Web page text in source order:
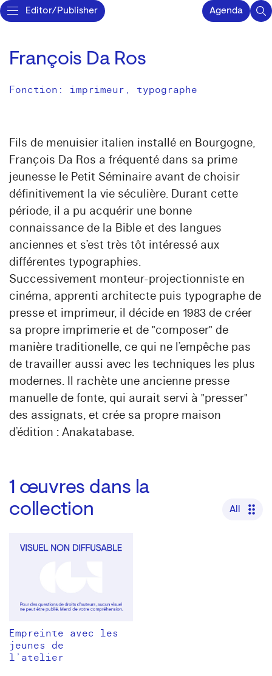
Editor/Publisher Agenda
François Da Ros
Fonction: imprimeur, typographe
Fils de menuisier italien installé en Bourgogne,
François Da Ros a fréquenté dans sa prime
jeunesse le Petit Séminaire avant de choisir
définitivement la vie séculière. Durant cette
période, il a pu acquérir une bonne
connaissance de la Bible et des langues
anciennes et s’est très tôt intéressé aux
différentes typographies.
Successivement monteur-projectionniste en
cinéma, apprenti architecte puis typographe de
presse et imprimeur, il décide en 1983 de créer
sa propre imprimerie et de "composer" de
manière traditionelle, ce qui ne l’empêche pas
de travailler aussi avec les techniques les plus
modernes. Il rachète une ancienne presse
manuelle de fonte, qui aurait servi à "presser"
des assignats, et crée sa propre maison
d’édition : Anakatabase.
1 œuvres dans la
collection
All
Empreinte avec les
jeunes de
l’atelier